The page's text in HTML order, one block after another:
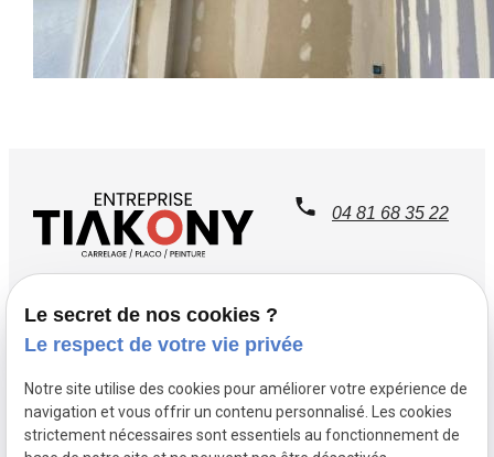
04 81 68 35 22
Teissere
13009 MARSEILLE
Le secret de nos cookies ?
Le respect de votre vie privée
Notre site utilise des cookies pour améliorer votre expérience de
navigation et vous offrir un contenu personnalisé. Les cookies
strictement nécessaires sont essentiels au fonctionnement de